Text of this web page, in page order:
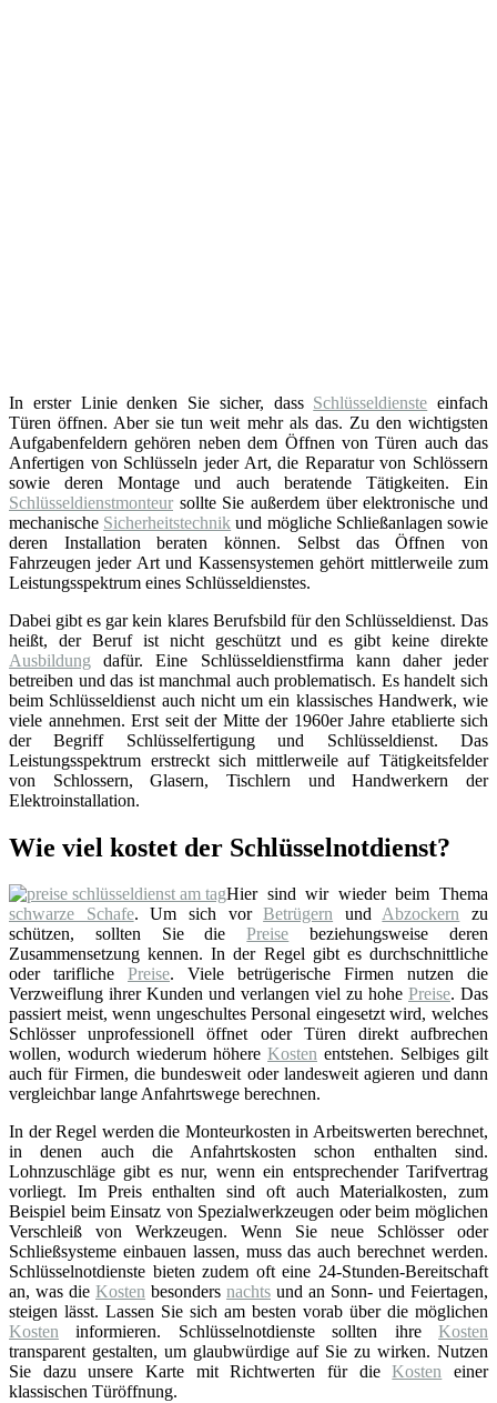
In erster Linie denken Sie sicher, dass Schlüsseldienste einfach
Türen öffnen. Aber sie tun weit mehr als das. Zu den wichtigsten
Aufgabenfeldern gehören neben dem Öffnen von Türen auch das
Anfertigen von Schlüsseln jeder Art, die Reparatur von Schlössern
sowie deren Montage und auch beratende Tätigkeiten. Ein
Schlüsseldienstmonteur sollte Sie außerdem über elektronische und
mechanische Sicherheitstechnik und mögliche Schließanlagen sowie
deren Installation beraten können. Selbst das Öffnen von
Fahrzeugen jeder Art und Kassensystemen gehört mittlerweile zum
Leistungsspektrum eines Schlüsseldienstes.
Dabei gibt es gar kein klares Berufsbild für den Schlüsseldienst. Das
heißt, der Beruf ist nicht geschützt und es gibt keine direkte
Ausbildung dafür. Eine Schlüsseldienstfirma kann daher jeder
betreiben und das ist manchmal auch problematisch. Es handelt sich
beim Schlüsseldienst auch nicht um ein klassisches Handwerk, wie
viele annehmen. Erst seit der Mitte der 1960er Jahre etablierte sich
der Begriff Schlüsselfertigung und Schlüsseldienst. Das
Leistungsspektrum erstreckt sich mittlerweile auf Tätigkeitsfelder
von Schlossern, Glasern, Tischlern und Handwerkern der
Elektroinstallation.
Wie viel kostet der Schlüsselnotdienst?
Hier sind wir wieder beim Thema
schwarze Schafe. Um sich vorBetrügern undAbzockern zu
schützen, sollten Sie diePreise beziehungsweise deren
Zusammensetzung kennen. In der Regel gibt es durchschnittliche
oder tarifliche Preise. Viele betrügerische Firmen nutzen die
Verzweiflung ihrer Kunden und verlangen viel zu hohe Preise. Das
passiert meist, wenn ungeschultes Personal eingesetzt wird, welches
Schlösser unprofessionell öffnet oder Türen direkt aufbrechen
wollen, wodurch wiederum höhere Kosten entstehen. Selbiges gilt
auch für Firmen, die bundesweit oder landesweit agieren und dann
vergleichbar lange Anfahrtswege berechnen.
In der Regel werden die Monteurkosten in Arbeitswerten berechnet,
in denen auch die Anfahrtskosten schon enthalten sind.
Lohnzuschläge gibt es nur, wenn ein entsprechender Tarifvertrag
vorliegt. Im Preis enthalten sind oft auch Materialkosten, zum
Beispiel beim Einsatz von Spezialwerkzeugen oder beim möglichen
Verschleiß von Werkzeugen. Wenn Sie neue Schlösser oder
Schließsysteme einbauen lassen, muss das auch berechnet werden.
Schlüsselnotdienste bieten zudem oft eine 24-Stunden-Bereitschaft
an, was die Kosten besonders nachts und an Sonn- und Feiertagen,
steigen lässt. Lassen Sie sich am besten vorab über die möglichen
Kosten informieren. Schlüsselnotdienste sollten ihre Kosten
transparent gestalten, um glaubwürdige auf Sie zu wirken. Nutzen
Sie dazu unsere Karte mit Richtwerten für dieKosten einer
klassischen Türöffnung.